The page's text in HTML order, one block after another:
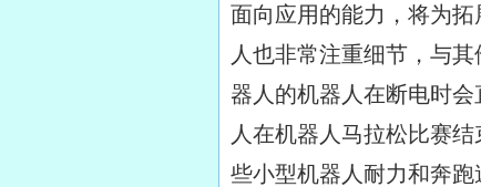
面向应用的能力，将为
人也非常注重细节，与
器人的机器人在断电时
人在机器人马拉松比赛
些小型机器人耐力和奔